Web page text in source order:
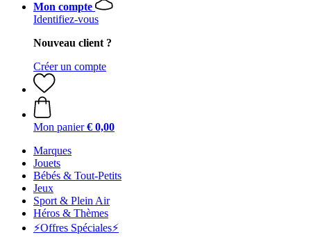
Mon compte
Identifiez-vous
Nouveau client ?
Créer un compte
Mon panier € 0,00
Marques
Jouets
Bébés & Tout-Petits
Jeux
Sport & Plein Air
Héros & Thèmes
⚡️Offres Spéciales⚡️